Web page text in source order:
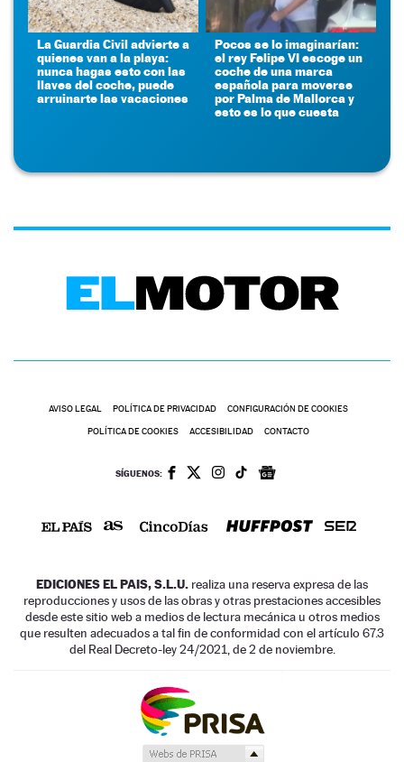
La Guardia Civil advierte a
quienes van a la playa:
nunca hagas esto con las
llaves del coche, puede
arruinarte las vacaciones
Pocos se lo imaginarían:
el rey Felipe VI escoge un
coche de una marca
española para moverse
por Palma de Mallorca y
esto es lo que cuesta
AVISO LEGAL POLÍTICA DE PRIVACIDAD CONFIGURACIÓN DE COOKIES
POLÍTICA DE COOKIES ACCESIBILIDAD CONTACTO
SÍGUENOS:
EDICIONES EL PAIS, S.L.U. realiza una reserva expresa de las
reproducciones y usos de las obras y otras prestaciones accesibles
desde este sitio web a medios de lectura mecánica u otros medios
que resulten adecuados a tal fin de conformidad con el artículo 67.3
del Real Decreto-ley 24/2021, de 2 de noviembre.